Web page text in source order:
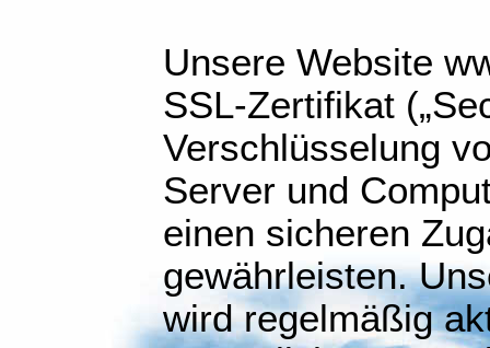
Unsere Website
SSL-Zertifikat
Verschlüsselung
Server und
einen sicheren
gewährleisten.
wird regelmäßig